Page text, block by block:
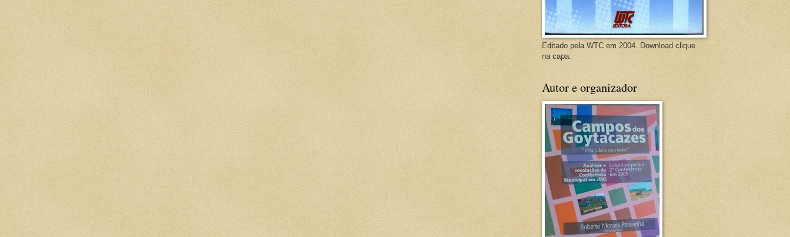
Editado pela WTC em 2004. Download clique
na capa.
Autor e organizador